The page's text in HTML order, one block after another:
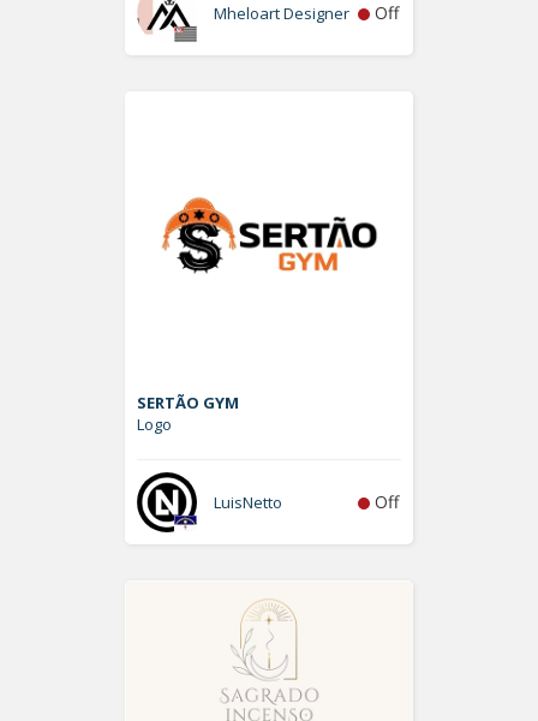
Mheloart Designer Off
SERTÃO GYM
Logo
LuisNetto Off